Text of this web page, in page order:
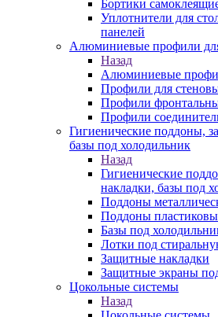
Бортики
Уплотнители для
панелей
Алюминиевые профили
Назад
Алюминиевые
Профили для
Профили
Профили
Гигиенические поддоны,
базы под холодильник
Назад
Гигиенические
накладки, базы под
Поддоны
Поддоны
Базы под
Лотки под
Защитные накладки
Защитные экраны
Цокольные системы
Назад